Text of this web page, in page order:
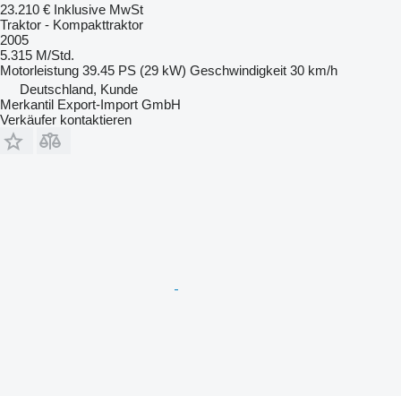
23.210 € Inklusive MwSt
Traktor - Kompakttraktor
2005
5.315 M/Std.
Motorleistung 39.45 PS (29 kW) Geschwindigkeit 30 km/h
Deutschland, Kunde
Merkantil Export-Import GmbH
Verkäufer kontaktieren